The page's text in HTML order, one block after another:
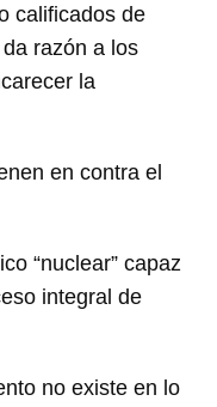
calificados de
razón a los
la
en contra el
“nuclear” capaz
integral de
no existe en lo